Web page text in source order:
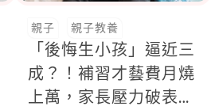
親子 親子教養
「後悔生小孩」逼近三
成？！補習才藝費月燒
上萬，家長壓力破表真